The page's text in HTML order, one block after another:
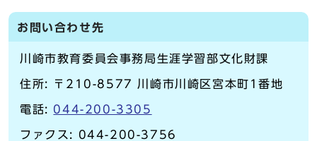
お問い合わせ先
川崎市教育委員会事務局生涯学習部文化財課
住所: 〒210-8577 川崎市川崎区宮本町1番地
電話: 044-200-3305
ファクス: 044-200-3756